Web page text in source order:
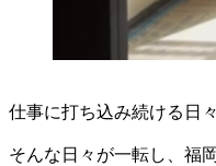
仕事に打ち込み続ける日々
そんな日々が一転し、福